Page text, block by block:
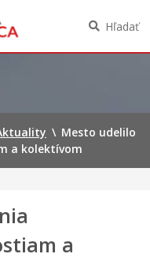
Hľadať
\ Mesto udelilo
a kolektívom
a